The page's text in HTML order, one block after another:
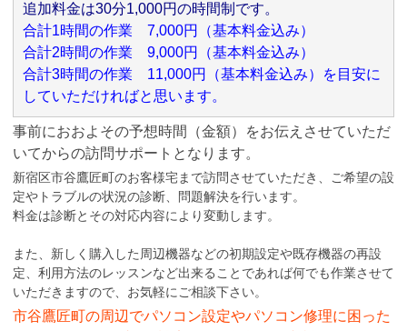
追加料金は30分1,000円の時間制です。
合計1時間の作業 7,000円（基本料金込み）
合計2時間の作業 9,000円（基本料金込み）
合計3時間の作業 11,000円（基本料金込み）を目安に
していただければと思います。
事前におおよその予想時間（金額）をお伝えさせていただ
いてからの訪問サポートとなります。
新宿区市谷鷹匠町のお客様宅まで訪問させていただき、ご希望の設
定やトラブルの状況の診断、問題解決を行います。
料金は診断とその対応内容により変動します。
また、新しく購入した周辺機器などの初期設定や既存機器の再設
定、利用方法のレッスンなど出来ることであれば何でも作業させて
いただきますので、お気軽にご相談下さい。
市谷鷹匠町の周辺でパソコン設定やパソコン修理に困った